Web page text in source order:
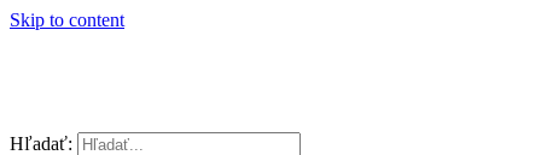
Skip to content
Hľadať: